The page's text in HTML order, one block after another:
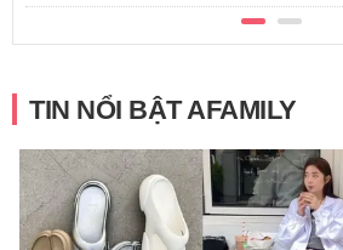
TIN NỔI BẬT AFAMILY